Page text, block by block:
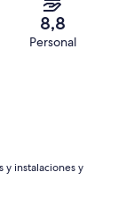
8,8
Personal
y instalaciones y